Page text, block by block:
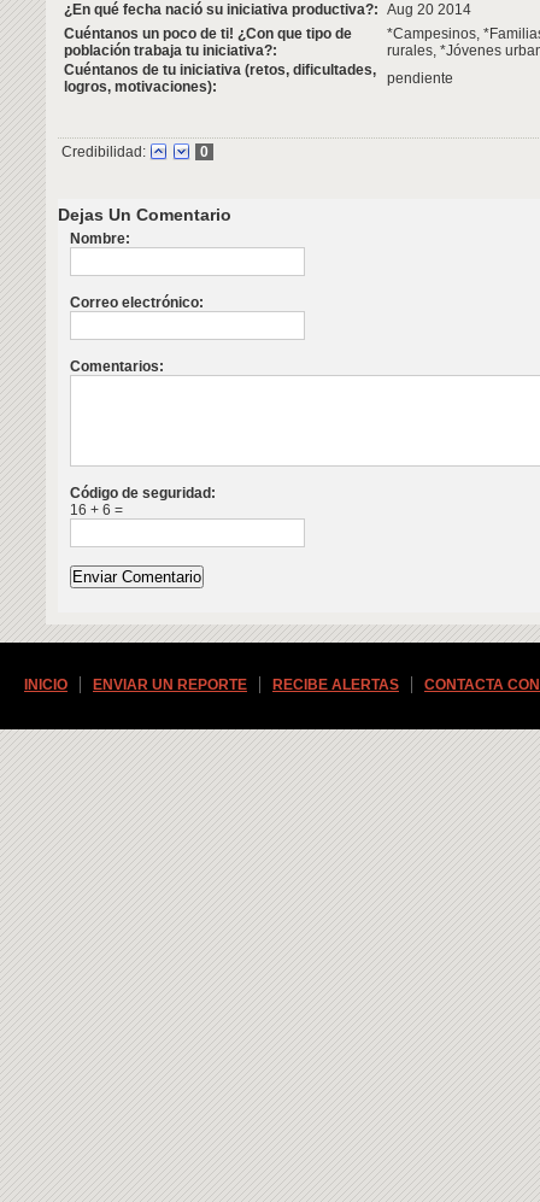
¿En qué fecha nació su iniciativa productiva?: Aug 20 2014
Cuéntanos un poco de ti! ¿Con que tipo de
población trabaja tu iniciativa?:
*Campesinos,
rurales, *Jóvenes
Cuéntanos de tu iniciativa (retos, dificultades,
logros, motivaciones):
pendiente
Credibilidad: 0
Dejas Un Comentario
Nombre:
Correo electrónico:
Comentarios:
Código de seguridad:
16 + 6 =
INICIO ENVIAR UN REPORTE RECIBE ALERTAS CONTACTA